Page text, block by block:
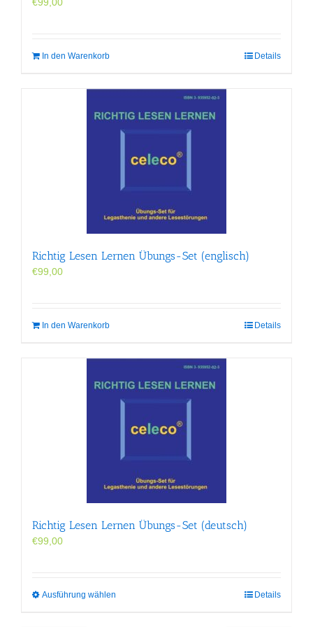
In den Warenkorb Details
Richtig Lesen Lernen Übungs-Set (englisch)
€99,00
In den Warenkorb Details
Richtig Lesen Lernen Übungs-Set (deutsch)
€99,00
Ausführung wählen Details